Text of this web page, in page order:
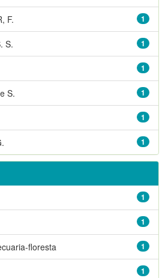
1
F.
1
S.
1
1
S.
1
1
1
1
1
floresta
1